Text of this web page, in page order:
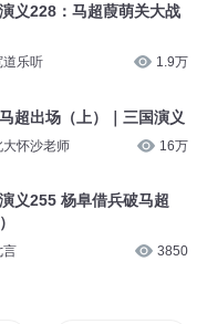
义228：马超葭萌关大战
道乐听 1.9万
超出场（上）｜三国演义
大怀沙老师 16万
义255 杨阜借兵破马超
言 3850